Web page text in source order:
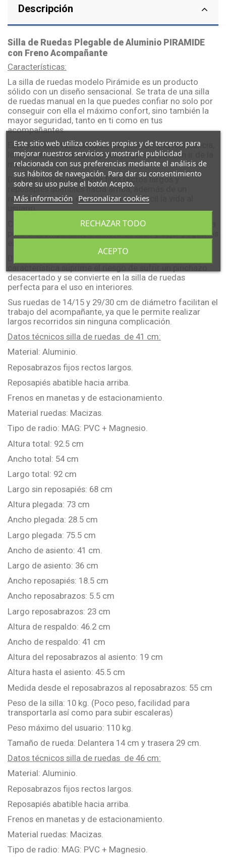
Descripción
Silla de Ruedas Plegable de Aluminio PIRAMIDE
con Freno Acompañante
Características:
La silla de ruedas modelo Pirámide es un producto
sólido con un diseño sensacional. Se trata de una silla
de ruedas manual en la que puedes confiar no solo por
conseguir con ella el máximo confort, sino también la
mayor seguridad, tanto en ti como en tus
acompañantes.
Esta silla está fabricada en aluminio de alta resistencia,
lo que demuestra que rigidez y ligereza pueden ir de la
mano.
Dispone de reposabrazos fijos rectos largos y
reposapiés abatibles hacia arriba, además de un
respaldo abatible, que le harán más fácil la vida al
usuario.
Cuenta con una palanca de pie, la cual es de gran ayuda
para el acompañante a la hora de subir y bajar pequeños
desacertado y se convierte en la silla de ruedas
perfecta para el uso en interiores.
Sus ruedas de 14/15 y 29/30 cm de diámetro facilitan el
trabajo del acompañante, ya que le permite realizar
largos recorridos sin ninguna complicación.
Datos técnicos silla de ruedas de 41 cm:
Material: Aluminio.
Reposabrazos fijos rectos largos.
Reposapiés abatible hacia arriba.
Frenos en manetas y de estacionamiento.
Material ruedas: Macizas.
Tipo de radio: MAG: PVC + Magnesio.
Altura total: 92.5 cm
Ancho total: 54 cm
Largo total: 92 cm
Largo sin reposapiés: 68 cm
Altura plegada: 73 cm
Ancho plegada: 28.5 cm
Largo plegada: 75.5 cm
Ancho de asiento: 41 cm.
Largo de asiento: 36 cm
Ancho reposapiés: 18.5 cm
Ancho reposabrazos: 5.5 cm
Largo reposabrazos: 23 cm
Altura de respaldo: 46.2 cm
Ancho de respaldo: 41 cm
Altura del reposabrazos al asiento: 19 cm
Altura hasta el asiento: 45.5 cm
Medida desde el reposabrazos al reposabrazos: 55 cm
Peso de la silla: 10 kg. (Poco peso, facilidad para
transportarla así como para subir escaleras)
Peso máximo del usuario: 110 kg.
Tamaño de rueda: Delantera 14 cm y trasera 29 cm.
Datos técnicos silla de ruedas de 46 cm:
Material: Aluminio.
Reposabrazos fijos rectos largos.
Reposapiés abatible hacia arriba.
Frenos en manetas y de estacionamiento.
Material ruedas: Macizas.
Tipo de radio: MAG: PVC + Magnesio.
Este sitio web utiliza cookies propias y de terceros para
mejorar nuestros servicios y mostrarle publicidad
relacionada con sus preferencias mediante el análisis de
sus hábitos de navegación. Para dar su consentimiento
sobre su uso pulse el botón Acepto.
Más información Personalizar cookies
RECHAZAR TODO
ACEPTO